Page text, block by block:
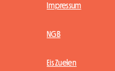
Impressum
NGB
Eis Zuelen